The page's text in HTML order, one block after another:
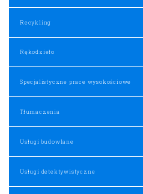
Recykling
Rękodzieło
Specjalistyczne prace wysokościowe
Tłumaczenia
Usługi budowlane
Usługi detektywistyczne